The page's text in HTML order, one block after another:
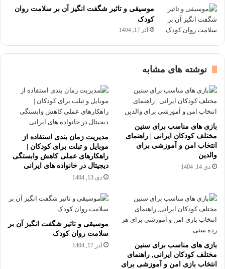
موسیقی و تاثیر شگفت انگیز آن بر سلامت روان
کودک
آذر 17, 1404
نوشته های مشابه
بازی های مناسب برای سنین
مختلف کودکان ایرانی | راهنمای
انتخاب امن و آموزشی برای
والدین
دی 14, 1404
مدیریت زمان بندی استفاده از
موبایل و تبلت برای کودکان |
راهکارهای عملی کاهش وابستگی
دیجیتال در خانواده های ایرانی
دی 13, 1404
بازی های مناسب برای سنین
مختلف کودکان ایرانی, راهنمای
انتخاب بازی امن و آموزشی برای
موسیقی و تاثیر شگفت انگیز آن بر
سلامت روان کودک
آذر 17, 1404